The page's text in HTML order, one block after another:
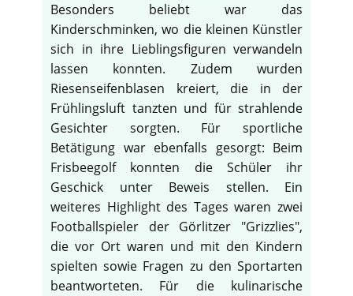
Besonders beliebt war das
Kinderschminken, wo die kleinen Künstler
sich in ihre Lieblingsfiguren verwandeln
lassen konnten. Zudem wurden
Riesenseifenblasen kreiert, die in der
Frühlingsluft tanzten und für strahlende
Gesichter sorgten. Für sportliche
Betätigung war ebenfalls gesorgt: Beim
Frisbeegolf konnten die Schüler ihr
Geschick unter Beweis stellen. Ein
weiteres Highlight des Tages waren zwei
Footballspieler der Görlitzer "Grizzlies",
die vor Ort waren und mit den Kindern
spielten sowie Fragen zu den Sportarten
beantworteten. Für die kulinarische